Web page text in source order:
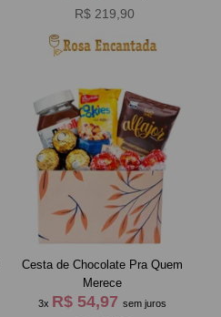
R$ 219,90
Cesta de Chocolate Pra Quem
Merece
3x R$ 54,97sem juros